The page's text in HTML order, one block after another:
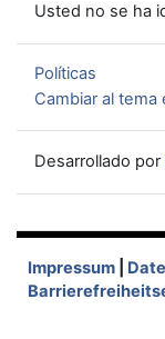
Usted no se ha
Políticas
Cambiar al tema
Desarrollado por
Impressum